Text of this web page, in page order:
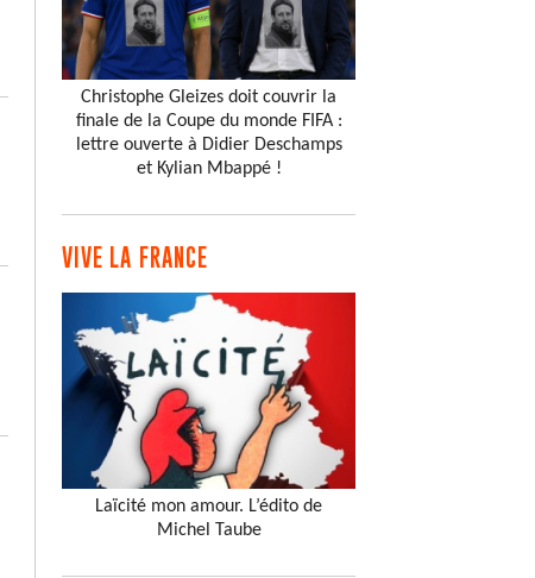
Christophe Gleizes doit couvrir la
finale de la Coupe du monde FIFA :
lettre ouverte à Didier Deschamps
et Kylian Mbappé !
VIVE LA FRANCE
Laïcité mon amour. L’édito de
Michel Taube